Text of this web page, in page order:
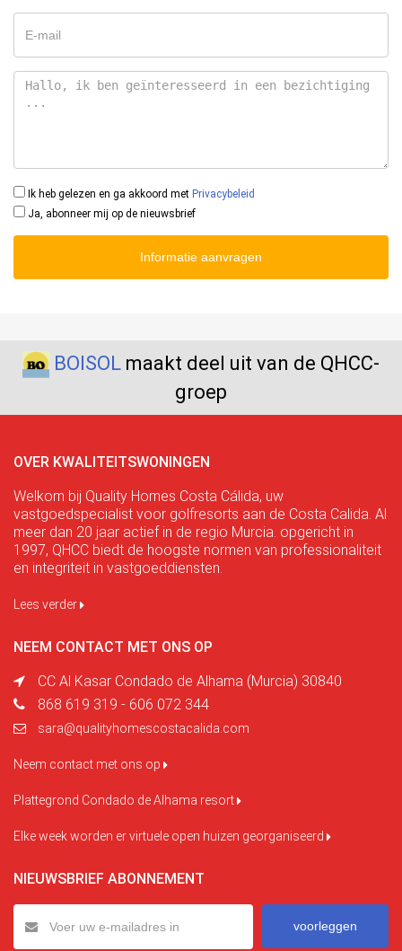
Ik heb gelezen en ga akkoord met Privacybeleid
Ja, abonneer mij op de nieuwsbrief
Informatie aanvragen
BOISOL maakt deel uit van de QHCC-
groep
OVER KWALITEITSWONINGEN
Welkom bij Quality Homes Costa Cálida, uw
vastgoedspecialist voor golfresorts aan de Costa Calida. Al
meer dan 20 jaar actief in de regio Murcia. opgericht in
1997, QHCC biedt de hoogste normen van professionaliteit
en integriteit in vastgoeddiensten.
Lees verder
NEEM CONTACT MET ONS OP
CC Al Kasar Condado de Alhama (Murcia) 30840
868 619 319 - 606 072 344
sara@qualityhomescostacalida.com
Neem contact met ons op
Plattegrond Condado de Alhama resort
Elke week worden er virtuele open huizen georganiseerd
NIEUWSBRIEF ABONNEMENT
voorleggen